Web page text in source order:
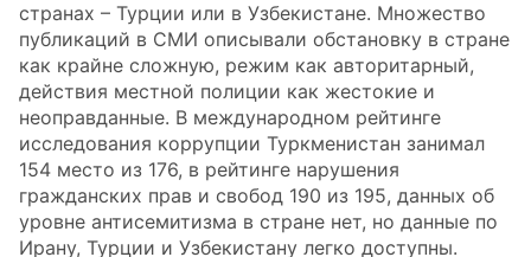
странах – Турции или в Узбекистане. Множество
публикаций в СМИ описывали обстановку в стране
как крайне сложную, режим как авторитарный,
действия местной полиции как жестокие и
неоправданные. В международном рейтинге
исследования коррупции Туркменистан занимал
154 место из 176, в рейтинге нарушения
гражданских прав и свобод 190 из 195, данных об
уровне антисемитизма в стране нет, но данные по
Ирану, Турции и Узбекистану легко доступны.